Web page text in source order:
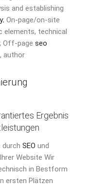
and establishing
; On-page/on-site
elements, technical
Off-page seo
author
Ergebnis
durch SEO und
Website Wir
in Bestform
ersten Plätzen